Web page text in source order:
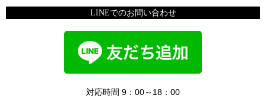
LINEでのお問い合わせ
対応時間 9：00～18：00